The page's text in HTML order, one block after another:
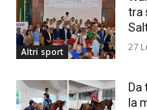
Altri sport
tra
27
Da
la